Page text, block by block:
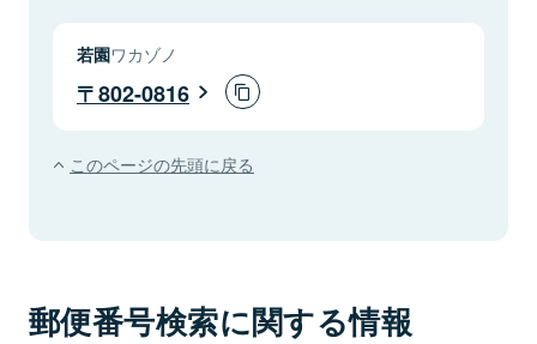
若園ワカゾノ
802-0816
このページの先頭に戻る
郵便番号検索に関する情報